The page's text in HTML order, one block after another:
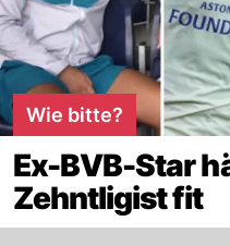
Wie bitte?
Ex-BVB-Star
Zehntligist fit